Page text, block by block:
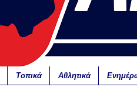
Τοπικά Αθλητικά